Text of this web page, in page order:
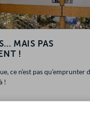
MAIS PAS
!
ce n’est pas qu’emprunter
!